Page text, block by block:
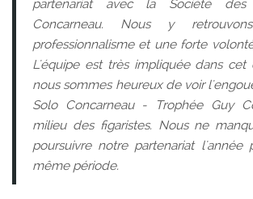
partenariat avec la Société
Concarneau. Nous y
professionnalisme et une forte
L'équipe est très impliquée dans cet
nous sommes heureux de voir
Solo Concarneau - Trophée Guy
milieu des figaristes. Nous ne
poursuivre notre partenariat l'année
même période.